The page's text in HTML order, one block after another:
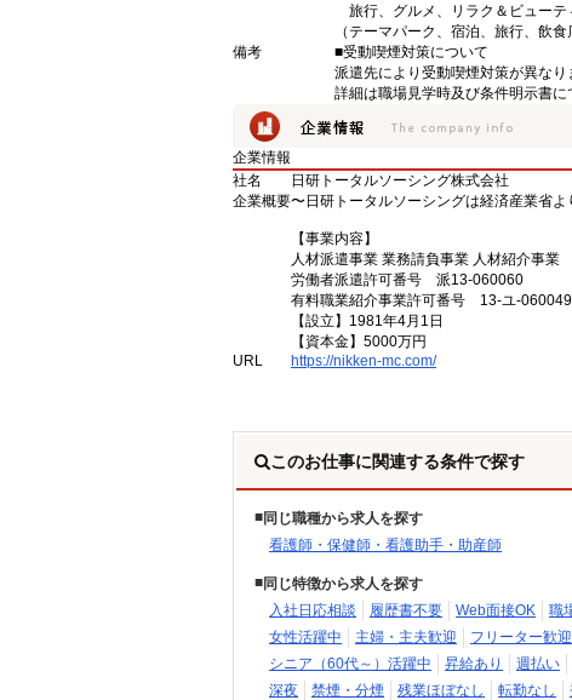
旅行、グルメ、リラク＆ビューテ
（テーマパーク、宿泊、旅行、飲
備考
■受動喫煙対策について
派遣先により受動喫煙対策が異なり
詳細は職場見学時及び条件明示書に
企業情報
社名
日研トータルソーシング株式会社
企業概要〜日研トータルソーシングは経済産業省
【事業内容】
人材派遣事業 業務請負事業 人材紹介事業
労働者派遣許可番号 派13-060060
有料職業紹介事業許可番号 13-ユ-060049
【設立】1981年4月1日
【資本金】5000万円
URL
https://nikken-mc.com/
このお仕事に関連する条件で探す
同じ職種から求人を探す
看護師・保健師・看護助手・助産師
同じ特徴から求人を探す
入社日応相談
履歴書不要 Web面接OK 職
女性活躍中
主婦・主夫歓迎 フリーター歓迎
シニア（60代～）活躍中
昇給あり 週払い
深夜
禁煙・分煙 残業ほぼなし 転勤なし